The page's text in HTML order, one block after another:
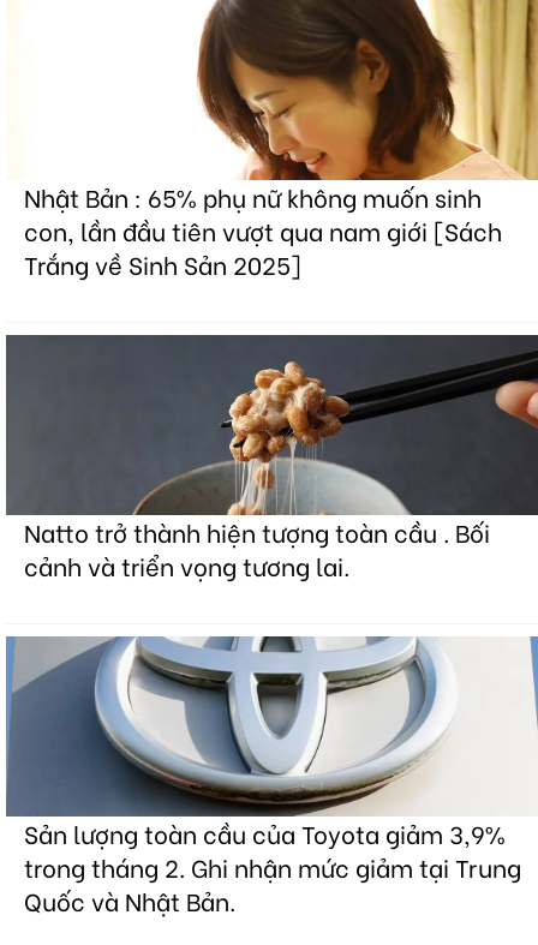
Nhật Bản : 65% phụ nữ không muốn sinh
con, lần đầu tiên vượt qua nam giới [Sách
Trắng về Sinh Sản 2025]
Natto trở thành hiện tượng toàn cầu . Bối
cảnh và triển vọng tương lai.
Sản lượng toàn cầu của Toyota giảm 3,9%
trong tháng 2. Ghi nhận mức giảm tại Trung
Quốc và Nhật Bản.